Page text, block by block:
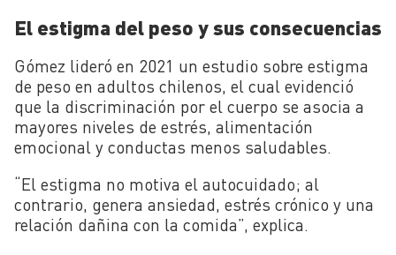
El estigma del peso y sus consecuencias
Gómez lideró en 2021 un estudio sobre estigma
de peso en adultos chilenos, el cual evidenció
que la discriminación por el cuerpo se asocia a
mayores niveles de estrés, alimentación
emocional y conductas menos saludables.
“El estigma no motiva el autocuidado; al
contrario, genera ansiedad, estrés crónico y una
relación dañina con la comida”, explica.